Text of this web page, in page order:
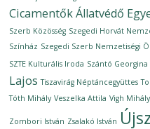
Cicamentők Állatvédő
Szerb Közösség Szegedi Horvát
Színház Szegedi Szerb Nemzetiségi
SZTE Kulturális Iroda Szántó Georgina
Lajos Tiszavirág Néptáncegyüttes
Tóth Mihály Veszelka Attila Vigh Mihály
Zombori István Zsalakó István